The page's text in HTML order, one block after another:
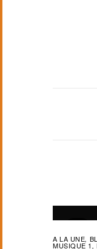
A LA UNE,
MUSIQUE 1 ,